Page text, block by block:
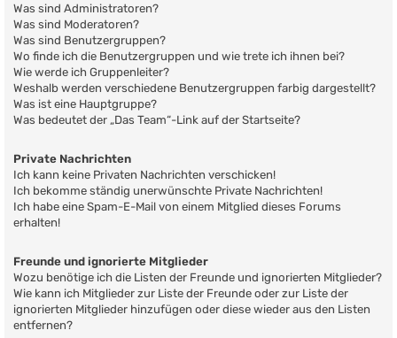
Was sind Administratoren?
Was sind Moderatoren?
Was sind Benutzergruppen?
Wo finde ich die Benutzergruppen und wie trete ich ihnen bei?
Wie werde ich Gruppenleiter?
Weshalb werden verschiedene Benutzergruppen farbig dargestellt?
Was ist eine Hauptgruppe?
Was bedeutet der „Das Team“-Link auf der Startseite?
Private Nachrichten
Ich kann keine Privaten Nachrichten verschicken!
Ich bekomme ständig unerwünschte Private Nachrichten!
Ich habe eine Spam-E-Mail von einem Mitglied dieses Forums
erhalten!
Freunde und ignorierte Mitglieder
Wozu benötige ich die Listen der Freunde und ignorierten Mitglieder?
Wie kann ich Mitglieder zur Liste der Freunde oder zur Liste der
ignorierten Mitglieder hinzufügen oder diese wieder aus den Listen
entfernen?